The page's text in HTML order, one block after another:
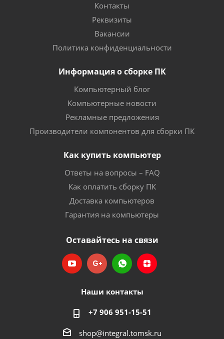
Контакты
Реквизиты
Вакансии
Политика конфиденциальности
Информация о сборке ПК
Компьютерный блог
Компьютерные новости
Рекламные предложения
Производители компонентов для сборки ПК
Как купить компьютер
Ответы на вопросы – FAQ
Как оплатить сборку ПК
Доставка компьютеров
Гарантия на компьютеры
Оставайтесь на связи
Наши контакты
+7 906 951-15-51
shop@integral.tomsk.ru